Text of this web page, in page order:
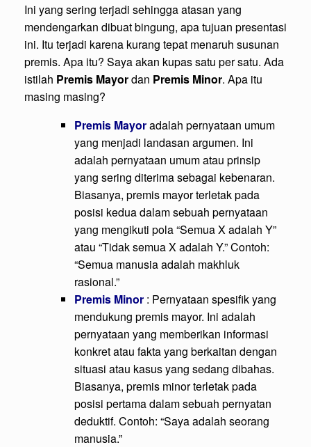
Ini yang sering terjadi sehingga atasan yang
mendengarkan dibuat bingung, apa tujuan presentasi
ini. Itu terjadi karena kurang tepat menaruh susunan
premis. Apa itu? Saya akan kupas satu per satu. Ada
istilah Premis Mayordan Premis Minor. Apa itu
masing masing?
Premis Mayoradalah pernyataan umum
yang menjadi landasan argumen. Ini
adalah pernyataan umum atau prinsip
yang sering diterima sebagai kebenaran.
Biasanya, premis mayor terletak pada
posisi kedua dalam sebuah pernyataan
yang mengikuti pola “Semua X adalah Y”
atau “Tidak semua X adalah Y.” Contoh:
“Semua manusia adalah makhluk
rasional.”
Premis Minor : Pernyataan spesifik yang
mendukung premis mayor. Ini adalah
pernyataan yang memberikan informasi
konkret atau fakta yang berkaitan dengan
situasi atau kasus yang sedang dibahas.
Biasanya, premis minor terletak pada
posisi pertama dalam sebuah pernyatan
deduktif. Contoh: “Saya adalah seorang
manusia.”